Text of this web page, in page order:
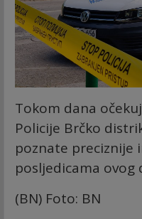
Tokom dana
Policije Brčko
poznate preciznije
posljedicama ovog
(BN) Foto: BN